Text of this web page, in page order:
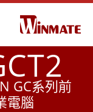
GC系列前
電腦